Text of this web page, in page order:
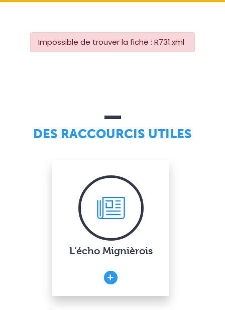
Impossible de trouver la fiche : R731.xml
DES RACCOURCIS UTILES
L’écho Mignièrois